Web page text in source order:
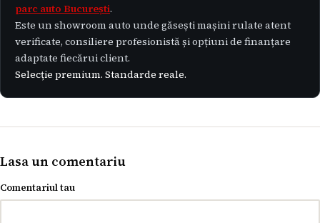
parc auto București.
Este un showroom auto unde găsești mașini rulate atent
verificate, consiliere profesionistă și opțiuni de finanțare
adaptate fiecărui client.
Selecție premium. Standarde reale.
Lasa un comentariu
Comentariul tau